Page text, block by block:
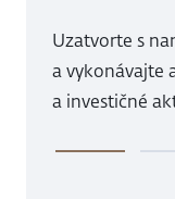
Uzatvorte s
a vykonávajte
a investičné